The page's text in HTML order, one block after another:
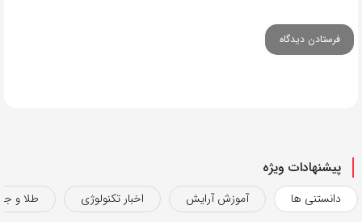
پیشنهادات ویژه
دانستنی ها آموزش آرایش اخبار تکنولوژی طلا و